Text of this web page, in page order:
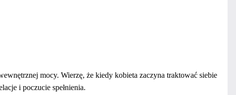
mocy. Wierzę, że kiedy kobieta zaczyna traktować siebie
i poczucie spełnienia.